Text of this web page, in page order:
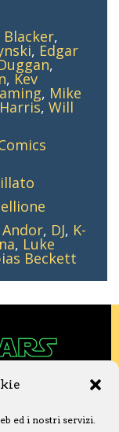
ed i nostri servizi.
Blacker,
, Edgar
,
, Kev
, Mike
,Will
Andor, DJ, K-
, Luke
Beckett
LTD o